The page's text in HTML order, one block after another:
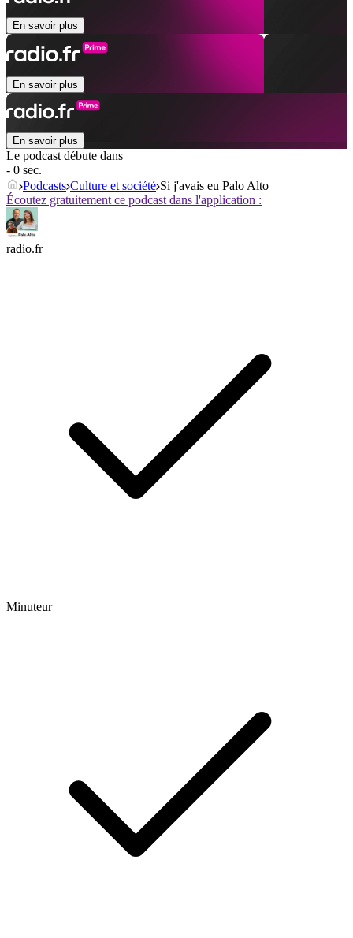
En savoir plus
En savoir plus
En savoir plus
Le podcast débute dans
- 0 sec.
Podcasts Culture et société Si j'avais eu Palo Alto
Écoutez gratuitement ce podcast dans l'application :
radio.fr
Minuteur